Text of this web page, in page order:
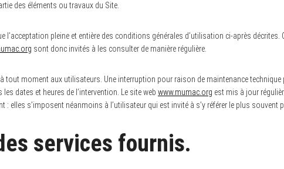
des éléments ou travaux du Site.
l’acceptation pleine et entière des conditions générales d’utilisation ci-après
sont donc invités à les consulter de manière régulière.
tout moment aux utilisateurs. Une interruption pour raison de maintenance technique
dates et heures de l’intervention. Le site web www.mumac.org est mis à jour
: elles s’imposent néanmoins à l’utilisateur qui est invité à s’y référer le plus souvent
services fournis.